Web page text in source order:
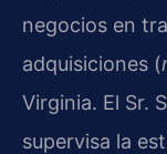
negocios en
adquisiciones (
Virginia. El Sr.
supervisa la